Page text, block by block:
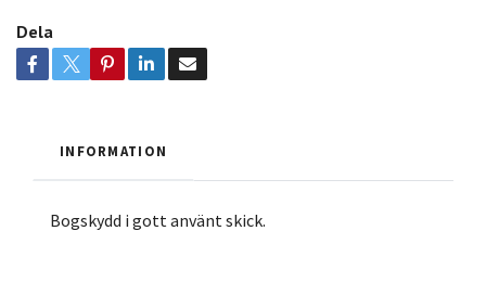
Dela
INFORMATION
Bogskydd i gott använt skick.